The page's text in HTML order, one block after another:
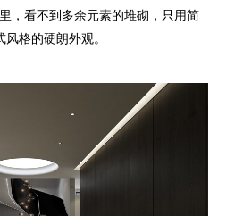
，看不到多余元素的堆砌，只用简
格的硬朗外观。